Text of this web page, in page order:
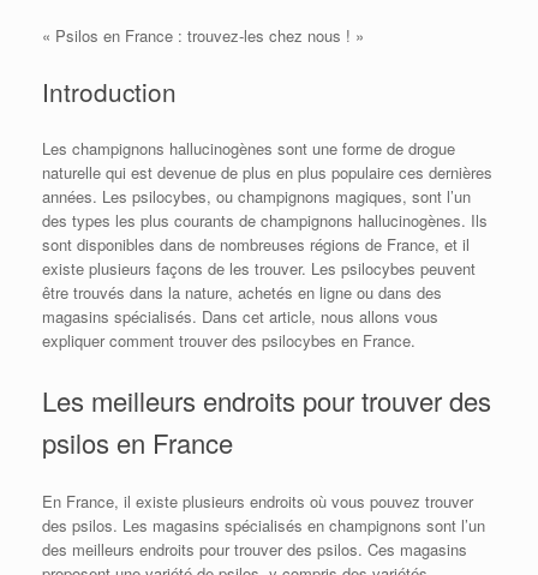
« Psilos en France : trouvez-les chez nous ! »
Introduction
Les champignons hallucinogènes sont une forme de drogue
naturelle qui est devenue de plus en plus populaire ces dernières
années. Les psilocybes, ou champignons magiques, sont l’un
des types les plus courants de champignons hallucinogènes. Ils
sont disponibles dans de nombreuses régions de France, et il
existe plusieurs façons de les trouver. Les psilocybes peuvent
être trouvés dans la nature, achetés en ligne ou dans des
magasins spécialisés. Dans cet article, nous allons vous
expliquer comment trouver des psilocybes en France.
Les meilleurs endroits pour trouver des
psilos en France
En France, il existe plusieurs endroits où vous pouvez trouver
des psilos. Les magasins spécialisés en champignons sont l’un
des meilleurs endroits pour trouver des psilos. Ces magasins